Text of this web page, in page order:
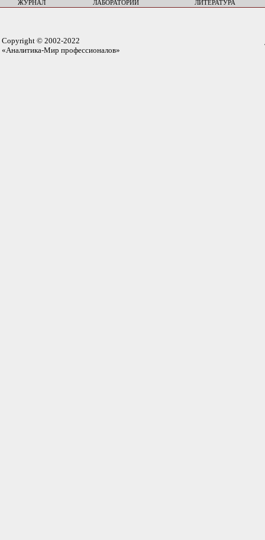
ЖУРНАЛ ЛАБОРАТОРИИ ЛИТЕРАТУРА
Copyright © 2002-2022
«Аналитика-Мир профессионалов»